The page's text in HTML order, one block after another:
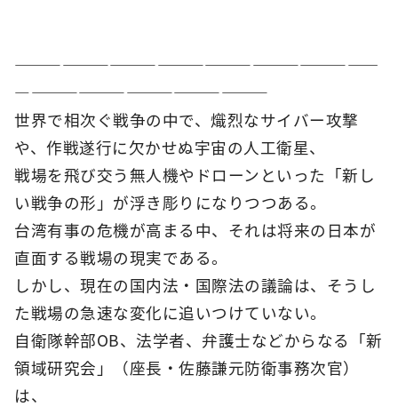
―――――――――――――――――――――――
――――――――――――――――
世界で相次ぐ戦争の中で、熾烈なサイバー攻撃
や、作戦遂行に欠かせぬ宇宙の人工衛星、
戦場を飛び交う無人機やドローンといった「新し
い戦争の形」が浮き彫りになりつつある。
台湾有事の危機が高まる中、それは将来の日本が
直面する戦場の現実である。
しかし、現在の国内法・国際法の議論は、そうし
た戦場の急速な変化に追いつけていない。
自衛隊幹部OB、法学者、弁護士などからなる「新
領域研究会」（座長・佐藤謙元防衛事務次官）
は、